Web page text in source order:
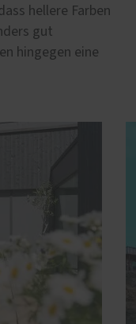
hellere Farben
gut
hingegen eine